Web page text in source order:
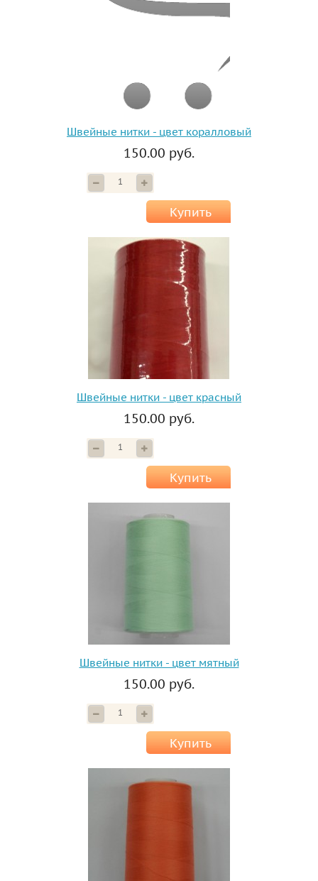
Швейные нитки - цвет коралловый
150.00 руб.
Купить
Швейные нитки - цвет красный
150.00 руб.
Купить
Швейные нитки - цвет мятный
150.00 руб.
Купить